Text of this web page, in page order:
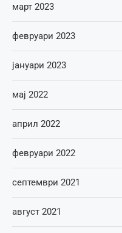
март 2023
февруари 2023
јануари 2023
мај 2022
април 2022
февруари 2022
септември 2021
август 2021